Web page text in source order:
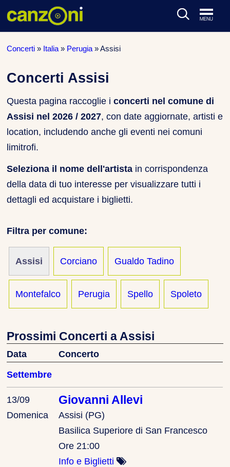
Concerti » Italia » Perugia »Assisi
Concerti Assisi
Questa pagina raccoglie iconcerti nel comune di
Assisi nel 2026 / 2027, con date aggiornate, artisti e
location, includendo anche gli eventi nei comuni
limitrofi.
Seleziona il nome dell'artista in corrispondenza
della data di tuo interesse per visualizzare tutti i
dettagli ed acquistare i biglietti.
Filtra per comune:
Assisi Corciano Gualdo Tadino
Montefalco Perugia Spello Spoleto
Prossimi Concerti a Assisi
Data
Concerto
Settembre
13/09
Domenica
Giovanni Allevi
Assisi (PG)
Basilica Superiore di San Francesco
Ore 21:00
Info e Biglietti